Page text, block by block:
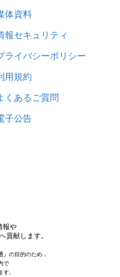
体資料
報セキュリティ
ライバシーポリシー
用規約
くあるご質問
子公告
報や
貢献します。
の目的のため，
で
。